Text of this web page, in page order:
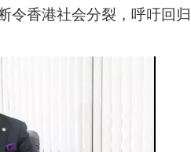
令香港社会分裂，呼吁回归